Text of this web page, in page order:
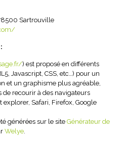
Sartrouville
) est proposé en différents
Javascript, CSS, etc…) pour un
et un graphisme plus agréable,
recourir à des navigateurs
Safari, Firefox, Google
générées sur le site Générateur de
Welye.